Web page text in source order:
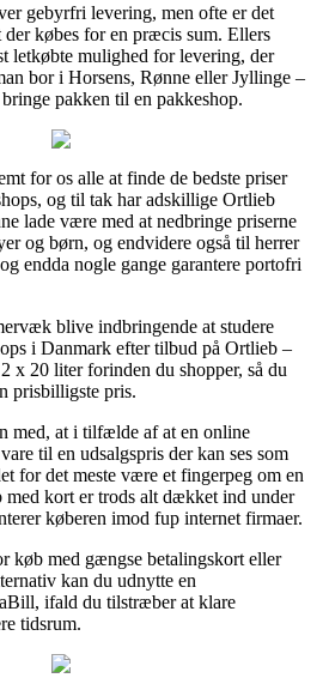
gebyrfri levering, men ofte er det
købes for en præcis sum. Ellers
letkøbte mulighed for levering, der
bor i Horsens, Rønne eller Jyllinge –
pakken til en pakkeshop.
for os alle at finde de bedste priser
og til tak har adskillige Ortlieb
lade være med at nedbringe priserne
og børn, og endvidere også til herrer
endda nogle gange garantere portofri
blive indbringende at studere
i Danmark efter tilbud på Ortlieb –
x 20 liter forinden du shopper, så du
prisbilligste pris.
med, at i tilfælde af at en online
til en udsalgspris der kan ses som
for det meste være et fingerpeg om en
med kort er trods alt dækket ind under
køberen imod fup internet firmaer.
køb med gængse betalingskort eller
kan du udnytte en
ifald du tilstræber at klare
tidsrum.